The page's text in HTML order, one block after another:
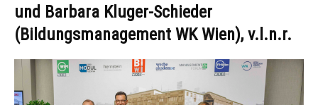
und Barbara Kluger-Schieder
(Bildungsmanagement WK Wien), v.l.n.r.